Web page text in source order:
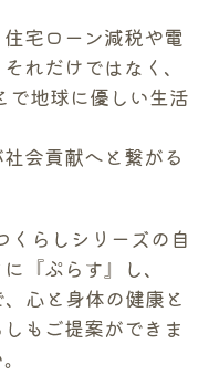
宅ローン減税や電
れだけではなく、
で地球に優しい生活
会貢献へと繋がる
くらしシリーズの自
『ぷらす』し、
心と身体の健康と
もご提案ができま